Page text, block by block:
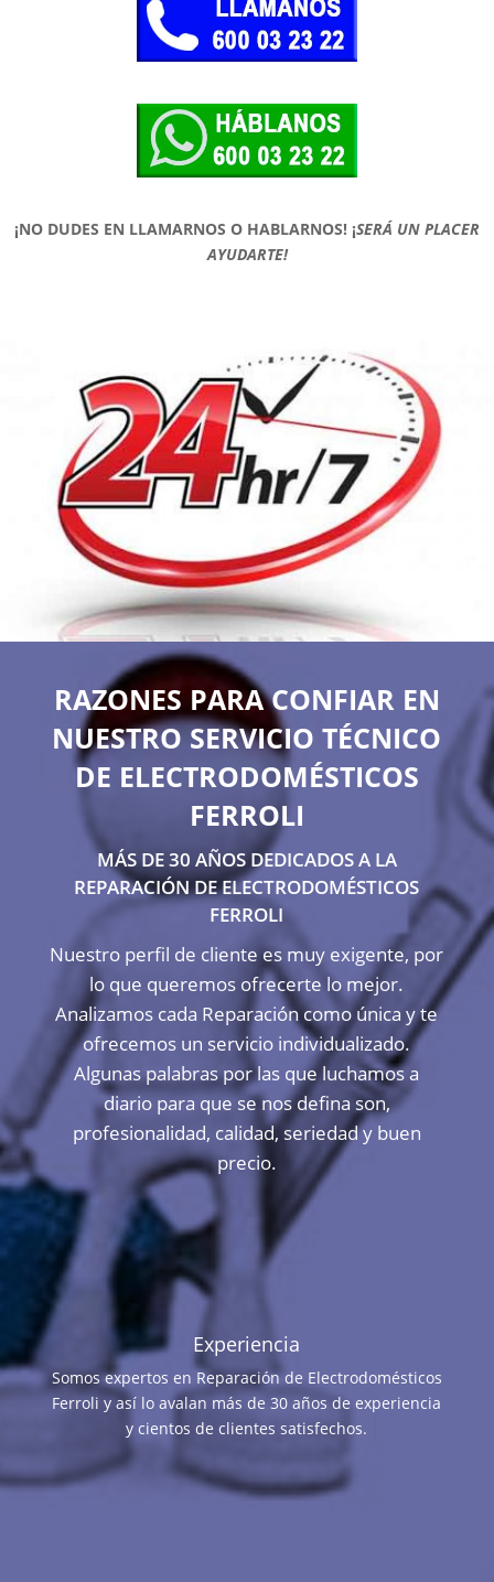
¡NO DUDES EN LLAMARNOS O HABLARNOS! ¡SERÁ UN PLACER
AYUDARTE!
RAZONES PARA CONFIAR EN
NUESTRO SERVICIO TÉCNICO
DE ELECTRODOMÉSTICOS
FERROLI
MÁS DE 30 AÑOS DEDICADOS A LA
REPARACIÓN DE ELECTRODOMÉSTICOS
FERROLI
Nuestro perfil de cliente es muy exigente, por
lo que queremos ofrecerte lo mejor.
Analizamos cada Reparación como única y te
ofrecemos un servicio individualizado.
Algunas palabras por las que luchamos a
diario para que se nos defina son,
profesionalidad, calidad, seriedad y buen
precio.
Experiencia
Somos expertos en Reparación de Electrodomésticos
Ferroli y así lo avalan más de 30 años de experiencia
y cientos de clientes satisfechos.